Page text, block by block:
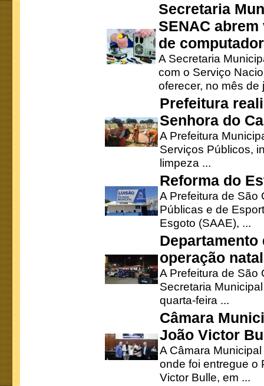
Secretaria
SENAC
de
A Secretaria
com o Serviço
oferecer, no mês de
Prefeitura
Senhora do
A Prefeitura
Serviços Públicos,
limpeza ...
Reforma do
A Prefeitura de São
Públicas e de
Esgoto (SAAE), ...
operação
A Prefeitura de São
Secretaria
quarta-feira ...
Câmara
João Victor
A Câmara
onde foi entregue o
Victor Bulle, em ...